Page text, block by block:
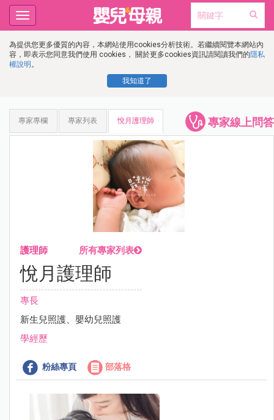
為提供您更多優質的內容，本網站使用cookies分析技術。若繼續閱覽本網站內
容，即表示您同意我們使用 cookies， 關於更多cookies資訊請閱讀我們的隱私
權說明 。
我知道了
Toggle
navigation
專家線上問答
專家專欄 專家列表 悅月護理師
護理師 所有專家列表
悅月護理師
專長
新生兒照護、嬰幼兒照護
學經歷
粉絲專頁 部落格